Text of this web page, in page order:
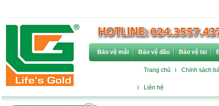
Bảo vệ mắt Bảo vệ đầu Bảo vệ tai
Trang chủ Chính sách
Liên hệ